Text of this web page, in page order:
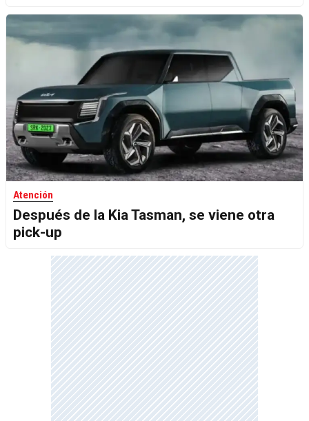
Atención
Después de la Kia Tasman, se viene otra
pick-up